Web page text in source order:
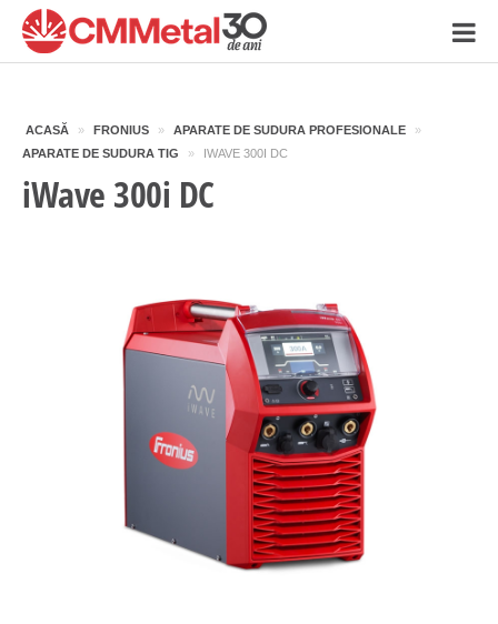
ACASĂ » FRONIUS » APARATE DE SUDURA PROFESIONALE
»
APARATE DE SUDURA TIG
» IWAVE 300I DC
iWave 300i DC